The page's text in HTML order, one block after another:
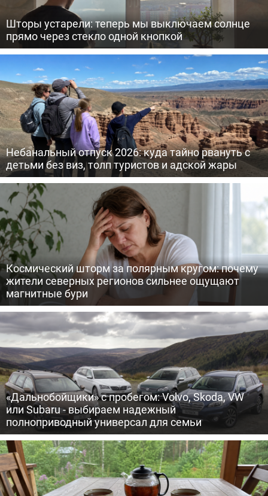
Шторы устарели: теперь мы выключаем солнце
прямо через стекло одной кнопкой
Небанальный отпуск 2026: куда тайно рвануть с
детьми без виз, толп туристов и адской жары
Космический шторм за полярным кругом: почему
жители северных регионов сильнее ощущают
магнитные бури
«Дальнобойщики» с пробегом: Volvo, Skoda, VW
или Subaru - выбираем надежный
полноприводный универсал для семьи